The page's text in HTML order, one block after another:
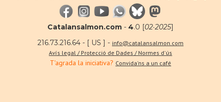
Catalansalmon.com - 4.0 [02·2025]
216.73.216.64 - [ US ] - info@catalansalmon.com
Avís legal / Protecció de Dades / Normes d'ús
T'agrada la iniciativa? Convida'ns a un café